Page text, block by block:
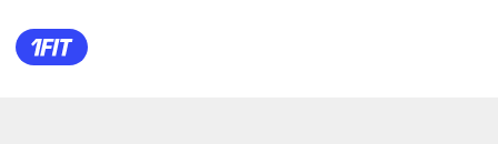
Благодаря 1fit готов хоть на